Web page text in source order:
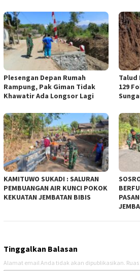
Plesengan Depan Rumah
Rampung, Pak Giman Tidak
Khawatir Ada Longsor Lagi
Talud
129
KAMITUWO SUKADI : SALURAN
PEMBUANGAN AIR KUNCI POKOK
KEKUATAN JEMBATAN BIBIS
Tinggalkan Balasan
Alamat email Anda tidak akan dipublikasikan.